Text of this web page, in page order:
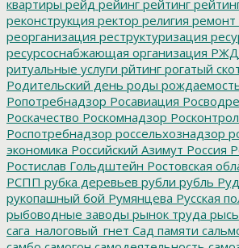
квартиры рейд рейинг рейтинг
реконструкция ректор религия ремонт
реорганизация реструктуризация
ресурсоснабжающая организация РЖД
ритуальные услуги рйтинг рогатый
Родительский день роды
Ропотребнадзор Росавиация
Роскачество Роскомнадзор
Роспотребнадзор россельхознадзор
экономика Российский Азимут Россия
Ростислав Гольдштейн Ростовская
РСПП рубка деревьев рубли рубль
рукопашный бой Румянцева Русская
рыбоводные заводы рынок труда рысь
сага_налоговый_гнет Сад памяти